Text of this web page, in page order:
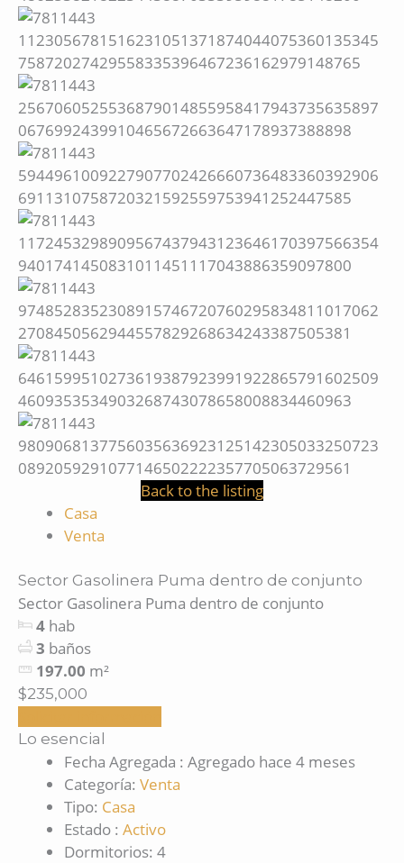
Back to the listing
Casa
Venta
Sector Gasolinera Puma dentro de conjunto
Sector Gasolinera Puma dentro de conjunto
4 hab
3 baños
197.00 m²
$235,000
Lo esencial
Fecha Agregada : Agregado hace 4 meses
Categoría: Venta
Tipo: Casa
Estado : Activo
Dormitorios: 4